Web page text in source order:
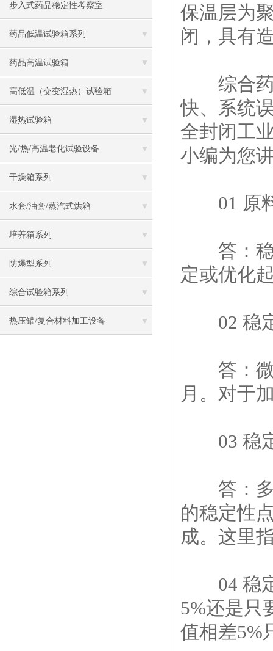
步入式药品稳定性考察室
药品低温试验箱系列
药品高温试验箱
高低温（交变湿热）试验箱
湿热试验箱
光/热/高温老化试验设备
干燥箱系列
水套/油套/蒸汽式烘箱
培养箱系列
防爆型系列
综合试验箱系列
热压罐/复合材料加工设备
保温层为
闭，具有
综合药
快、系统
全封闭工
小编为您
01 原料
答：稳
定或优化
02 稳定
答：微
月。对于
03 稳定
答：多
的稳定性
成。这里
04 稳定
5%还是只
值相差5%